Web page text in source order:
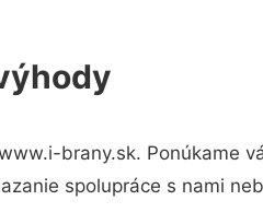
brany.sk. Ponúkame
spolupráce s nami